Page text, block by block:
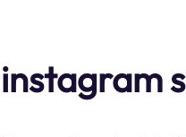
instagram